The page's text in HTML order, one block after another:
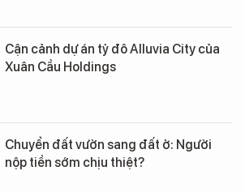
Cận cảnh dự án tỷ đô Alluvia City của
Xuân Cầu Holdings
Chuyển đất vườn sang đất ở: Người
nộp tiền sớm chịu thiệt?